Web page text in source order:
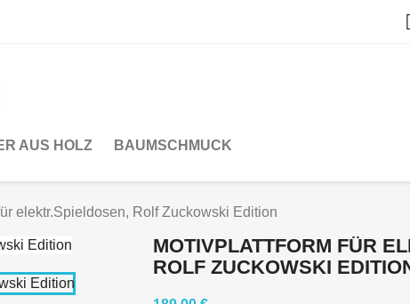
AUS HOLZ BAUMSCHMUCK
elektr.Spieldosen, Rolf Zuckowski Edition
MOTIVPLATTFORM FÜR
ROLF ZUCKOWSKI